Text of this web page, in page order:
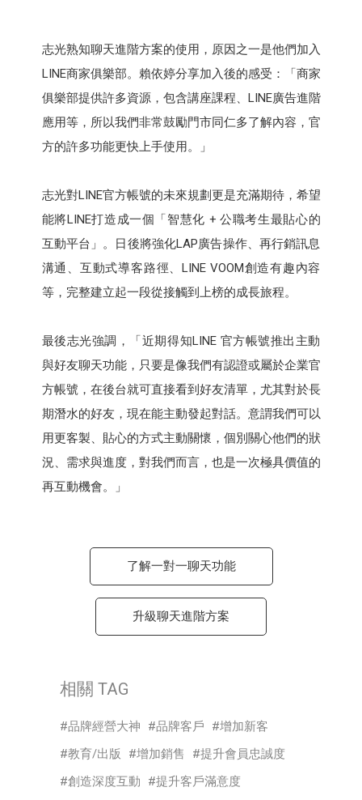
志光熟知聊天進階方案的使用，原因之一是他們加入
LINE商家俱樂部。賴依婷分享加入後的感受：「商家
俱樂部提供許多資源，包含講座課程、LINE廣告進階
應用等，所以我們非常鼓勵門市同仁多了解內容，官
方的許多功能更快上手使用。」
志光對LINE官方帳號的未來規劃更是充滿期待，希望
能將LINE打造成一個「智慧化 + 公職考生最貼心的
互動平台」。日後將強化LAP廣告操作、再行銷訊息
溝通、互動式導客路徑、LINE VOOM創造有趣內容
等，完整建立起一段從接觸到上榜的成長旅程。
最後志光強調，「近期得知LINE 官方帳號推出主動
與好友聊天功能，只要是像我們有認證或屬於企業官
方帳號，在後台就可直接看到好友清單，尤其對於長
期潛水的好友，現在能主動發起對話。意謂我們可以
用更客製、貼心的方式主動關懷，個別關心他們的狀
況、需求與進度，對我們而言，也是一次極具價值的
再互動機會。」
了解一對一聊天功能
升級聊天進階方案
相關 TAG
品牌經營大神 品牌客戶
增加新客
教育/出版
增加銷售
提升會員忠誠度
創造深度互動
提升客戶滿意度